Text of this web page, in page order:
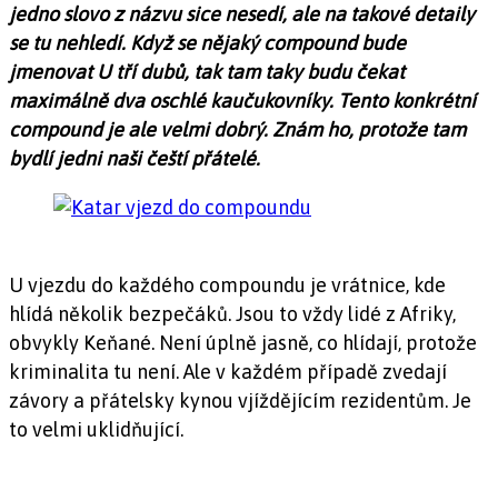
jedno slovo z názvu sice nesedí, ale na takové detaily
se tu nehledí. Když se nějaký compound bude
jmenovat U tří dubů, tak tam taky budu čekat
maximálně dva oschlé kaučukovníky. Tento konkrétní
compound je ale velmi dobrý. Znám ho, protože tam
bydlí jedni naši čeští přátelé.
U vjezdu do každého compoundu je vrátnice, kde
hlídá několik bezpečáků. Jsou to vždy lidé z Afriky,
obvykly Keňané. Není úplně jasně, co hlídají, protože
kriminalita tu není. Ale v každém případě zvedají
závory a přátelsky kynou vjíždějícím rezidentům. Je
to velmi uklidňující.